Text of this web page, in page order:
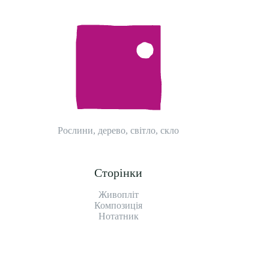
Рослини, дерево, світло, скло
Сторінки
Живопліт
Композиція
Нотатник